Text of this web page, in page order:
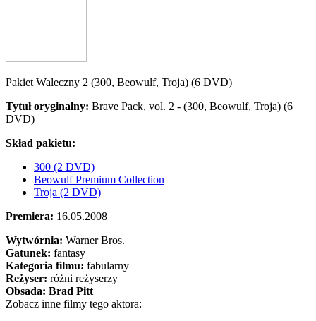
Pakiet Waleczny 2 (300, Beowulf, Troja) (6 DVD)
Tytuł oryginalny: Brave Pack, vol. 2 - (300, Beowulf, Troja) (6
DVD)
Skład pakietu:
300 (2 DVD)
Beowulf Premium Collection
Troja (2 DVD)
Premiera: 16.05.2008
Wytwórnia: Warner Bros.
Gatunek: fantasy
Kategoria filmu: fabularny
Reżyser: różni reżyserzy
Obsada: Brad Pitt
Zobacz inne filmy tego aktora: